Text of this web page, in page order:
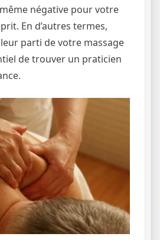
négative pour votre
En d’autres termes,
parti de votre massage
de trouver un praticien